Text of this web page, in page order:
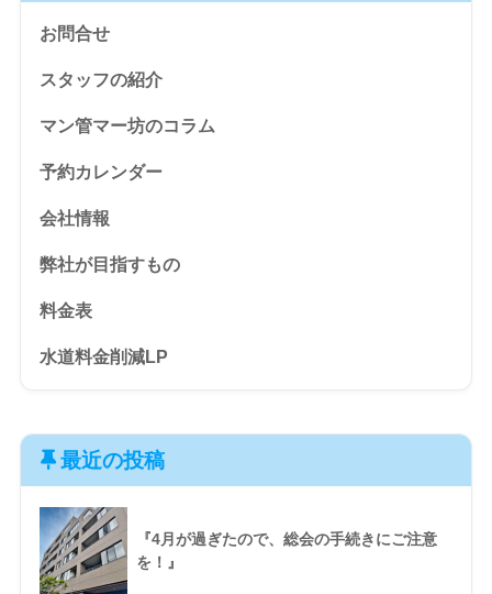
お問合せ
スタッフの紹介
マン管マー坊のコラム
予約カレンダー
会社情報
弊社が目指すもの
料金表
水道料金削減LP
最近の投稿
『4月が過ぎたので、総会の手続きにご注意
を！』